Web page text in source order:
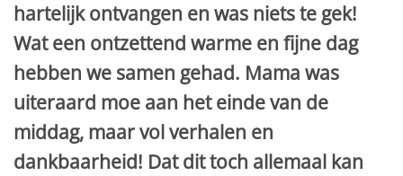
hartelijk ontvangen en was niets te gek!
Wat een ontzettend warme en fijne dag
hebben we samen gehad. Mama was
uiteraard moe aan het einde van de
middag, maar vol verhalen en
dankbaarheid! Dat dit toch allemaal kan